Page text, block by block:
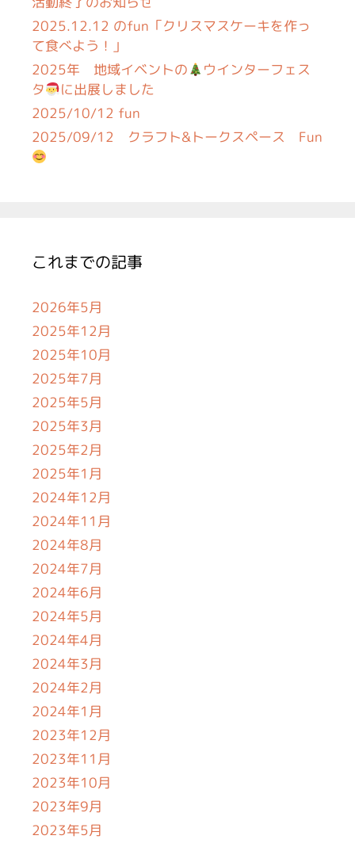
2025.12.12 のfun「クリスマスケーキを作っ
て食べよう！」
2025年 地域イベントの
ウインターフェス
タ
に出展しました
2025/10/12 fun
2025/09/12 クラフト&トークスペース Fun
これまでの記事
2026年5月
2025年12月
2025年10月
2025年7月
2025年5月
2025年3月
2025年2月
2025年1月
2024年12月
2024年11月
2024年8月
2024年7月
2024年6月
2024年5月
2024年4月
2024年3月
2024年2月
2024年1月
2023年12月
2023年11月
2023年10月
2023年9月
2023年5月